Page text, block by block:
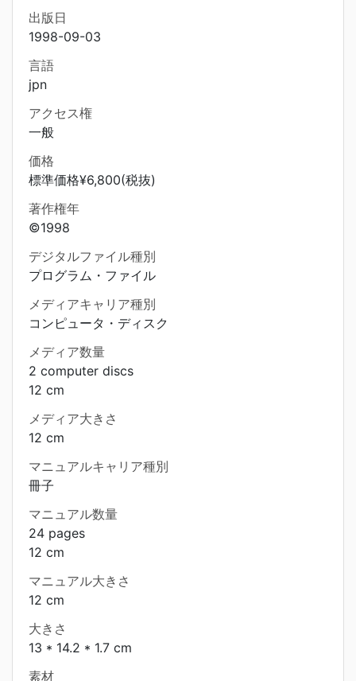
出版日
1998-09-03
言語
jpn
アクセス権
一般
価格
標準価格¥6,800(税抜)
著作権年
©1998
デジタルファイル種別
プログラム・ファイル
メディアキャリア種別
コンピュータ・ディスク
メディア数量
2 computer discs
12 cm
メディア大きさ
12 cm
マニュアルキャリア種別
冊子
マニュアル数量
24 pages
12 cm
マニュアル大きさ
12 cm
大きさ
13 * 14.2 * 1.7 cm
素材